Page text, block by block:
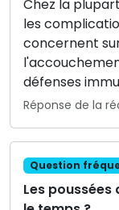
Chez la
les
concernent
défenses
Réponse de la
Question
Les